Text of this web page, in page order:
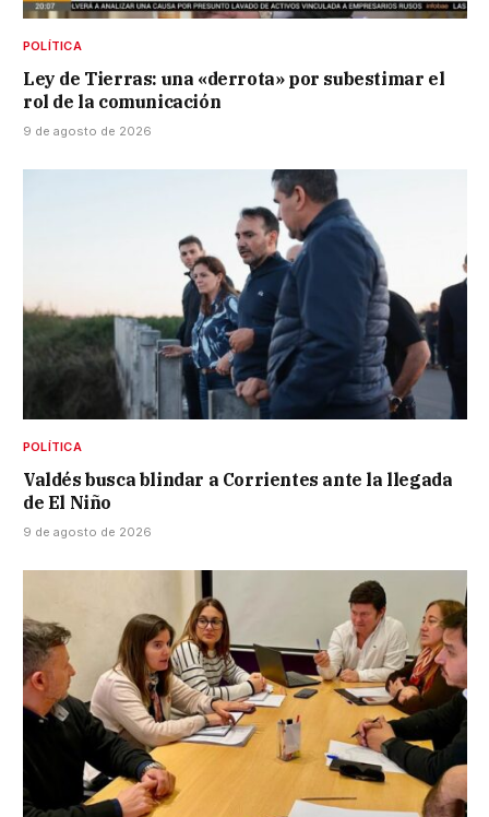
POLÍTICA
Ley de Tierras: una «derrota» por subestimar el
rol de la comunicación
9 de agosto de 2026
POLÍTICA
Valdés busca blindar a Corrientes ante la llegada
de El Niño
9 de agosto de 2026